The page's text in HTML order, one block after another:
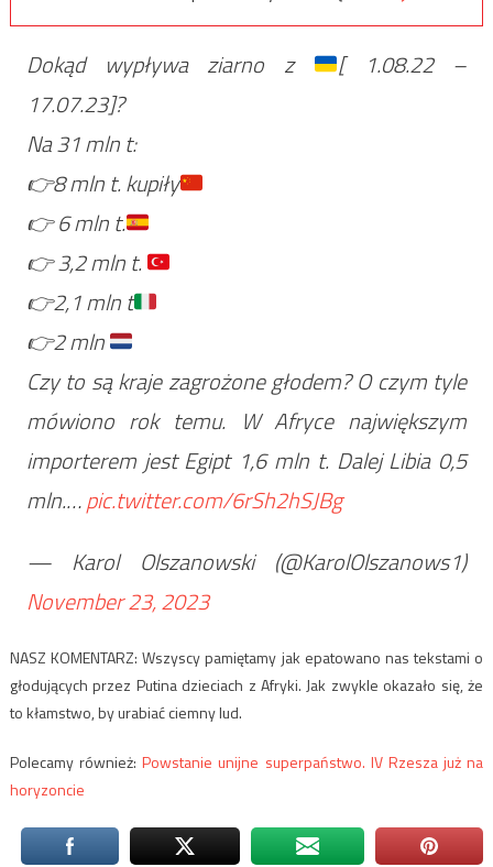
Dokąd wypływa ziarno z
[ 1.08.22 –
17.07.23]?
Na 31 mln t:
👉8 mln t. kupiły
👉6 mln t.
👉3,2 mln t.
👉2,1 mln t
👉2 mln
Czy to są kraje zagrożone głodem? O czym tyle
mówiono rok temu. W Afryce największym
importerem jest Egipt 1,6 mln t. Dalej Libia 0,5
mln.…pic.twitter.com/6rSh2hSJBg
— Karol Olszanowski (@KarolOlszanows1)
November 23, 2023
NASZ KOMENTARZ: Wszyscy pamiętamy jak epatowano nas tekstami o
głodujących przez Putina dzieciach z Afryki. Jak zwykle okazało się, że
to kłamstwo, by urabiać ciemny lud.
Polecamy również:Powstanie unijne superpaństwo. IV Rzesza już na
horyzoncie